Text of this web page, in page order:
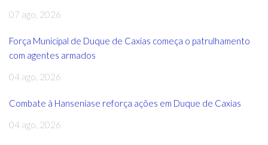
07 ago, 2026
Força Municipal de Duque de Caxias começa o patrulhamento
com agentes armados
04 ago, 2026
Combate à Hanseníase reforça ações em Duque de Caxias
04 ago, 2026